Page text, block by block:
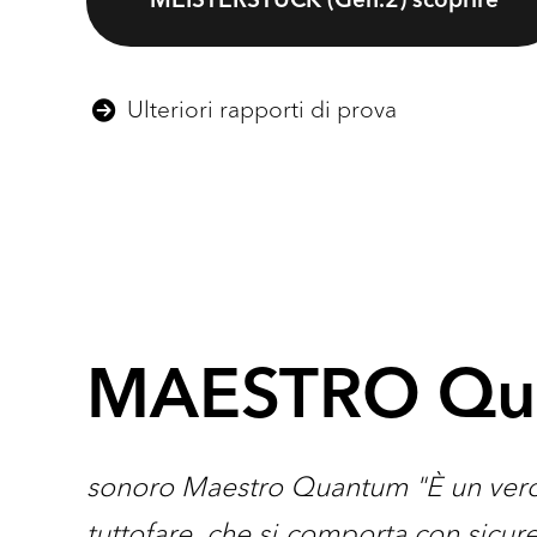
Ulteriori rapporti di prova
MAESTRO
sonoro Maestro Quantum "È un